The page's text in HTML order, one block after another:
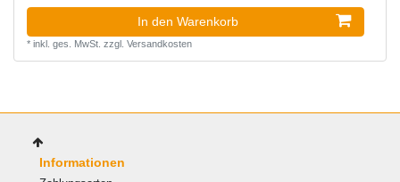
In den Warenkorb
* inkl. ges. MwSt. zzgl. Versandkosten
Informationen